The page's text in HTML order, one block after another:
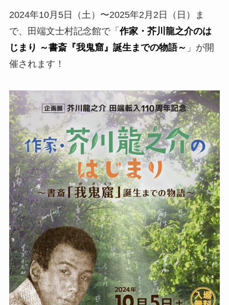
2024年10月5日（土）〜2025年2月2日（日）ま
で、田端文士村記念館で「作家・芥川龍之介のは
じまり ～書斎『我鬼窟』誕生までの物語～ 」が開
催されます！